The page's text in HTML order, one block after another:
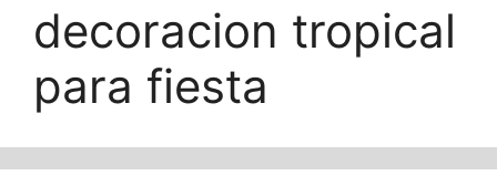
decoracion tropical
para fiesta